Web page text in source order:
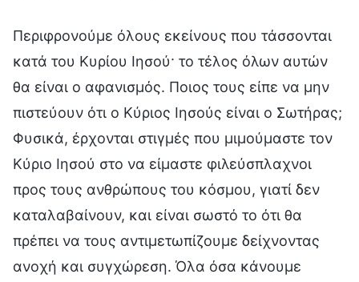
Περιφρονούμε όλους εκείνους που τάσσονται
κατά του Κυρίου Ιησού· το τέλος όλων αυτών
θα είναι ο αφανισμός. Ποιος τους είπε να μην
πιστεύουν ότι ο Κύριος Ιησούς είναι ο Σωτήρας;
Φυσικά, έρχονται στιγμές που μιμούμαστε τον
Κύριο Ιησού στο να είμαστε φιλεύσπλαχνοι
προς τους ανθρώπους του κόσμου, γιατί δεν
καταλαβαίνουν, και είναι σωστό το ότι θα
πρέπει να τους αντιμετωπίζουμε δείχνοντας
ανοχή και συγχώρεση. Όλα όσα κάνουμε